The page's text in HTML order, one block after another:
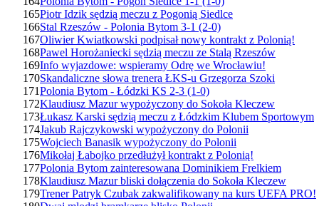
165Piotr Idzik sędzią meczu z Pogonią Siedlce
166Stal Rzeszów - Polonia Bytom 3-1 (2-0)
167Oliwier Kwiatkowski podpisał nowy kontrakt z Polonią!
168Pawel Horożaniecki sędzią meczu ze Stalą Rzeszów
169Info wyjazdowe: wspieramy Odrę we Wrocławiu!
170Skandaliczne słowa trenera ŁKS-u Grzegorza Szoki
171Polonia Bytom - Łódzki KS 2-3 (1-0)
172Klaudiusz Mazur wypożyczony do Sokoła Kleczew
173Łukasz Karski sędzią meczu z Łódzkim Klubem Sportowym
174Jakub Rajczykowski wypożyczony do Polonii
175Wojciech Banasik wypożyczony do Polonii
176Mikołaj Łabojko przedłużył kontrakt z Polonią!
177Polonia Bytom zainteresowana Dominikiem Frelkiem
178Klaudiusz Mazur bliski dołączenia do Sokoła Kleczew
179Trener Patryk Czubak zakwalifikowany na kurs UEFA PRO!